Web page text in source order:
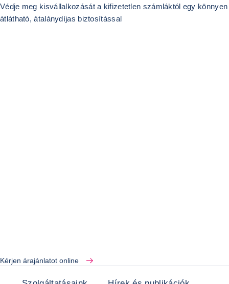
Védje meg kisvállalkozását a kifizetetlen számláktól egy könnyen
átlátható, átalánydíjas biztosítással
Kérjen árajánlatot online